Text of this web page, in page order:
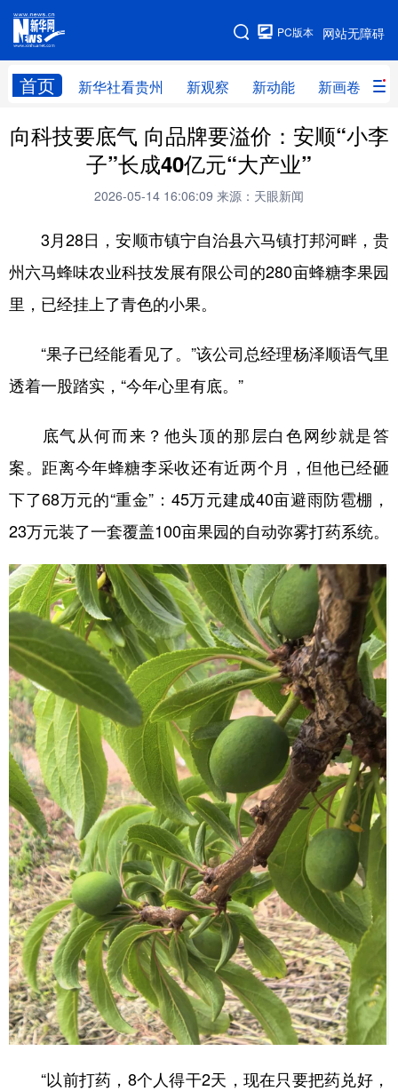
网站无障碍
PC版本
首页 新华社看贵州 新观察 新动能 新画卷
网站地图
新华社看贵州 新观察 新动能 新画卷
贵州领导 人事
直播
畅游贵州 数字贵州 律动贵州 健康贵州
光影贵州 部门之窗 县区直达 企业速递
六盘水 毕节 铜仁 黔东南
黔南 黔西南
地方频道
北京 天津 河北 山西
辽宁 吉林 上海 江苏
浙江 安徽 福建 江西
山东 河南 湖北 湖南
广东 广西 海南 重庆
四川 贵州 云南 西藏
陕西 甘肃 青海 宁夏
新疆 内蒙古 黑龙江
多语种频道
English Español Français عربى
Русский язык 日本語 한국어
Deutsch Português
向科技要底气 向品牌要溢价：安顺“小李
子”长成40亿元“大产业”
2026-05-14 16:06:09 来源：天眼新闻
3月28日，安顺市镇宁自治县六马镇打邦河畔，贵
州六马蜂味农业科技发展有限公司的280亩蜂糖李果园
里，已经挂上了青色的小果。
“果子已经能看见了。”该公司总经理杨泽顺语气里
透着一股踏实，“今年心里有底。”
底气从何而来？他头顶的那层白色网纱就是答
案。距离今年蜂糖李采收还有近两个月，但他已经砸
下了68万元的“重金”：45万元建成40亩避雨防雹棚，
23万元装了一套覆盖100亩果园的自动弥雾打药系统。
“以前打药，8个人得干2天，现在只要把药兑好，